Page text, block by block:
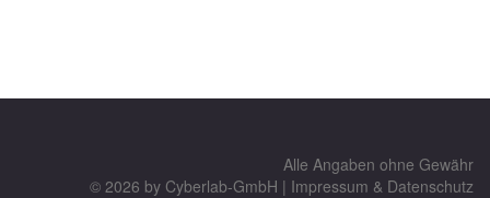
Alle Angaben ohne Gewähr
© 2026 by Cyberlab-GmbH | Impressum & Datenschutz